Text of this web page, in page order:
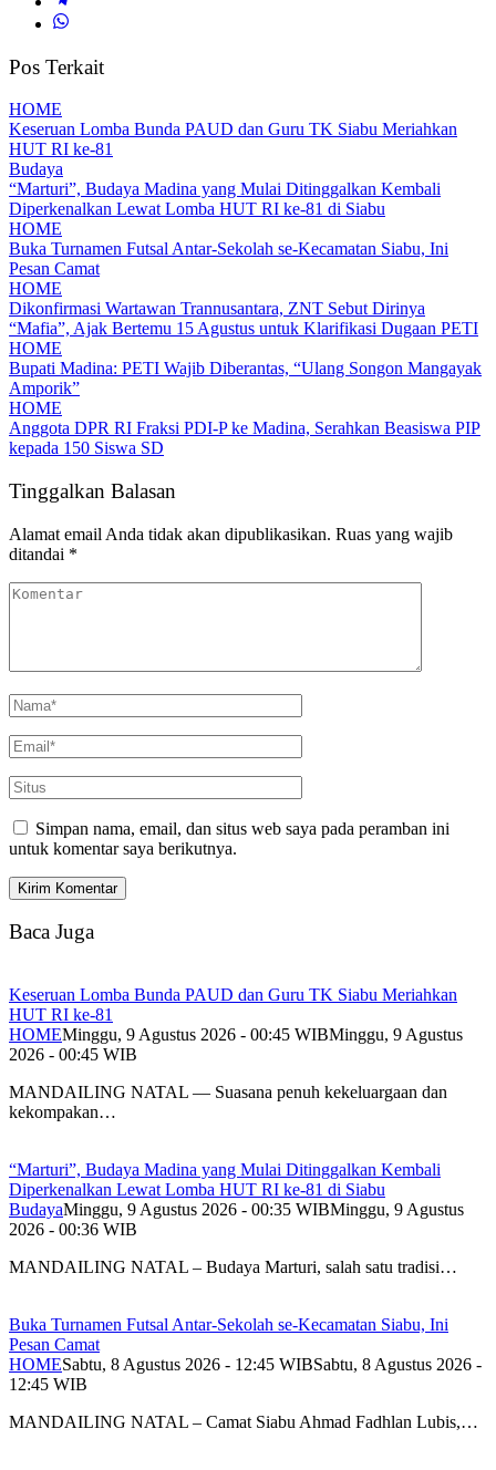
Pos Terkait
HOME
Keseruan Lomba Bunda PAUD dan Guru TK Siabu Meriahkan
HUT RI ke-81
Budaya
“Marturi”, Budaya Madina yang Mulai Ditinggalkan Kembali
Diperkenalkan Lewat Lomba HUT RI ke-81 di Siabu
HOME
Buka Turnamen Futsal Antar-Sekolah se-Kecamatan Siabu, Ini
Pesan Camat
HOME
Dikonfirmasi Wartawan Trannusantara, ZNT Sebut Dirinya
“Mafia”, Ajak Bertemu 15 Agustus untuk Klarifikasi Dugaan PETI
HOME
Bupati Madina: PETI Wajib Diberantas, “Ulang Songon Mangayak
Amporik”
HOME
Anggota DPR RI Fraksi PDI-P ke Madina, Serahkan Beasiswa PIP
kepada 150 Siswa SD
Tinggalkan Balasan
Alamat email Anda tidak akan dipublikasikan. Ruas yang wajib
ditandai *
Simpan nama, email, dan situs web saya pada peramban ini
untuk komentar saya berikutnya.
Baca Juga
Keseruan Lomba Bunda PAUD dan Guru TK Siabu Meriahkan
HUT RI ke-81
HOMEMinggu, 9 Agustus 2026 - 00:45 WIBMinggu, 9 Agustus
2026 - 00:45 WIB
MANDAILING NATAL — Suasana penuh kekeluargaan dan
kekompakan…
“Marturi”, Budaya Madina yang Mulai Ditinggalkan Kembali
Diperkenalkan Lewat Lomba HUT RI ke-81 di Siabu
BudayaMinggu, 9 Agustus 2026 - 00:35 WIBMinggu, 9 Agustus
2026 - 00:36 WIB
MANDAILING NATAL – Budaya Marturi, salah satu tradisi…
Buka Turnamen Futsal Antar-Sekolah se-Kecamatan Siabu, Ini
Pesan Camat
HOMESabtu, 8 Agustus 2026 - 12:45 WIBSabtu, 8 Agustus 2026 -
12:45 WIB
MANDAILING NATAL – Camat Siabu Ahmad Fadhlan Lubis,…